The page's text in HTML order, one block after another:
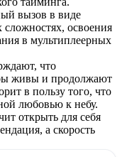
вызов в виде
освоения
в мультиплеерных
что
живы и продолжают
в пользу того, что
любовью к небу.
открыть для себя
а скорость